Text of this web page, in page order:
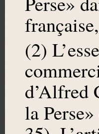
(2)
d’Alfred
la